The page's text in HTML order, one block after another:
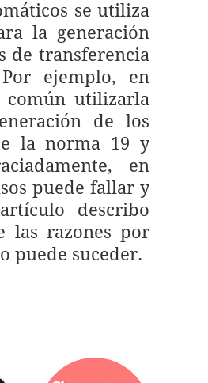
se utiliza
la generación
de transferencia
ejemplo, en
común utilizarla
de los
la norma 19 y
en
puede fallar y
describo
las razones por
puede suceder.